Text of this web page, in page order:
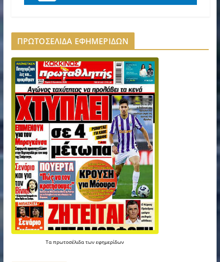
ΠΡΩΤΟΣΕΛΙΔΑ ΕΦΗΜΕΡΙΔΩΝ
Ταπρωτοσέλιδατωνεφημερίδων